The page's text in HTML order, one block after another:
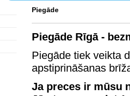
Piegāde
Piegāde Rīgā -
Piegāde tiek veikta
apstiprināšanas
Ja preces ir mūsu